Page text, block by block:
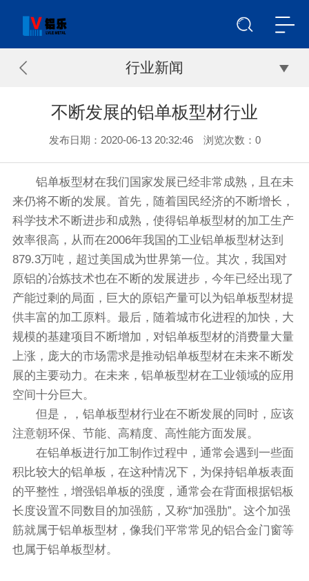
行业新闻
不断发展的铝单板型材行业
发布日期：2020-06-13 20:32:46 浏览次数： 0
铝单板型材在我们国家发展已经非常成熟，且在未
来仍将不断的发展。首先，随着国民经济的不断增长，
科学技术不断进步和成熟，使得铝单板型材的加工生产
效率很高，从而在2006年我国的工业铝单板型材达到
879.3万吨，超过美国成为世界第一位。其次，我国对
原铝的冶炼技术也在不断的发展进步，今年已经出现了
产能过剩的局面，巨大的原铝产量可以为铝单板型材提
供丰富的加工原料。最后，随着城市化进程的加快，大
规模的基建项目不断增加，对铝单板型材的消费量大量
上涨，庞大的市场需求是推动铝单板型材在未来不断发
展的主要动力。在未来，铝单板型材在工业领域的应用
空间十分巨大。
但是，，铝单板型材行业在不断发展的同时，应该
注意朝环保、节能、高精度、高性能方面发展。
在铝单板进行加工制作过程中，通常会遇到一些面
积比较大的铝单板，在这种情况下，为保持铝单板表面
的平整性，增强铝单板的强度，通常会在背面根据铝板
长度设置不同数目的加强筋，又称“加强肋”。这个加强
筋就属于铝单板型材，像我们平常常见的铝合金门窗等
也属于铝单板型材。